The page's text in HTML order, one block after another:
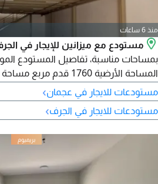
منذ 6 ساعات
مستودع مع ميزانين للإيجار في
بمساحات مناسبة، تفاصيل المستودع
موقع ممتاز
مستودعات للايجار في عجمان›
مستودعات للايجار في الجرف›